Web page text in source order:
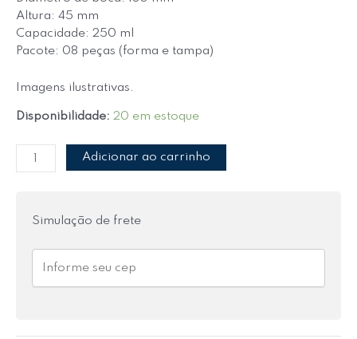
Altura: 45 mm
Capacidade: 250 ml
Pacote: 08 peças (forma e tampa)
Imagens ilustrativas.
Disponibilidade: 20 em estoque
Adicionar ao carrinho
Simulação de frete